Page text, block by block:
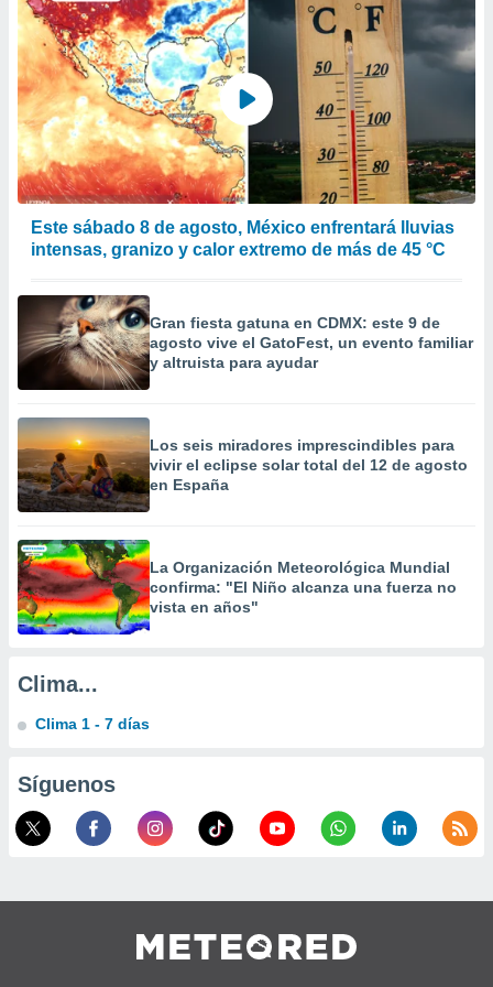
e
mediante
publicidad
publicidad
de
Este sábado 8 de agosto, México enfrentará lluvias
intensas, granizo y calor extremo de más de 45 °C
Gran fiesta gatuna en CDMX: este 9 de
agosto vive el GatoFest, un evento familiar
y altruista para ayudar
Los seis miradores imprescindibles para
vivir el eclipse solar total del 12 de agosto
en España
La Organización Meteorológica Mundial
confirma: "El Niño alcanza una fuerza no
vista en años"
Clima...
Clima 1 - 7 días
Síguenos